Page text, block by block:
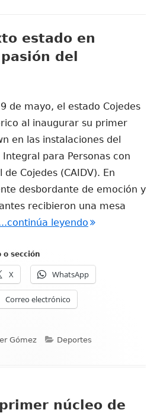
estado en
del
de mayo, el estado Cojedes
al inaugurar su primer
en las instalaciones del
para Personas con
Cojedes (CAIDV). En
desbordante de emoción y
recibieron una mesa
leyendo "Cojedes:
sección
X WhatsApp
Correo electrónico
Gómez Categorías
Deportes
núcleo de